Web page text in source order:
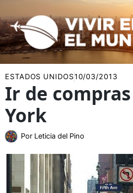
al
contenido
ESTADOS UNIDOS10/03/2013
Ir de
York
Por Leticia del Pino